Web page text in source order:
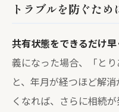
トラブルを防ぐため
共有状態をできるだけ早
義になった場合、「と
と、年月が経つほど解
くなれば、さらに相続